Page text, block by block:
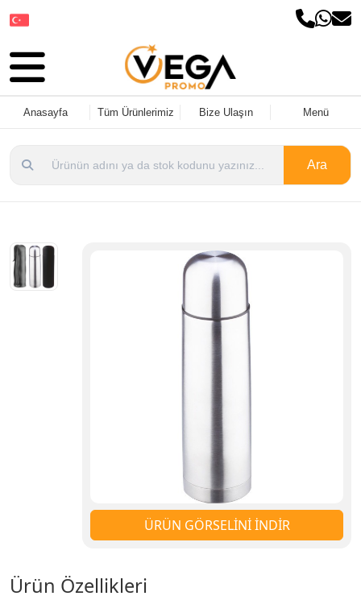
Anasayfa Tüm Ürünlerimiz Bize Ulaşın Menü
Ara
ÜRÜN GÖRSELİNİ İNDİR
Ürün Özellikleri